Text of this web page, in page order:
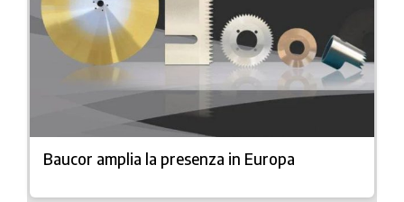
Baucor amplia la presenza in Europa